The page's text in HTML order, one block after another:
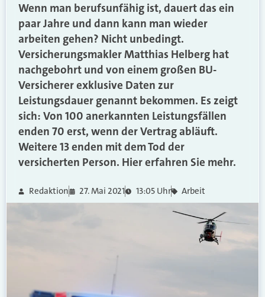
Wenn man berufsunfähig ist, dauert das ein
paar Jahre und dann kann man wieder
arbeiten gehen? Nicht unbedingt.
Versicherungsmakler Matthias Helberg hat
nachgebohrt und von einem großen BU-
Versicherer exklusive Daten zur
Leistungsdauer genannt bekommen. Es zeigt
sich: Von 100 anerkannten Leistungsfällen
enden 70 erst, wenn der Vertrag abläuft.
Weitere 13 enden mit dem Tod der
versicherten Person. Hier erfahren Sie mehr.
Redaktion 27. Mai 2021 13:05 Uhr Arbeit